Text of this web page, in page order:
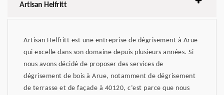
Artisan Helfritt
Artisan Helfritt est une entreprise de dégrisement à Arue
qui excelle dans son domaine depuis plusieurs années. Si
nous avons décidé de proposer des services de
dégrisement de bois à Arue, notamment de dégrisement
de terrasse et de façade à 40120, c’est parce que nous